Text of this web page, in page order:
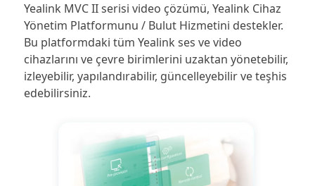
Yealink MVC II serisi video çözümü, Yealink Cihaz
Yönetim Platformunu / Bulut Hizmetini destekler.
Bu platformdaki tüm Yealink ses ve video
cihazlarını ve çevre birimlerini uzaktan yönetebilir,
izleyebilir, yapılandırabilir, güncelleyebilir ve teşhis
edebilirsiniz.